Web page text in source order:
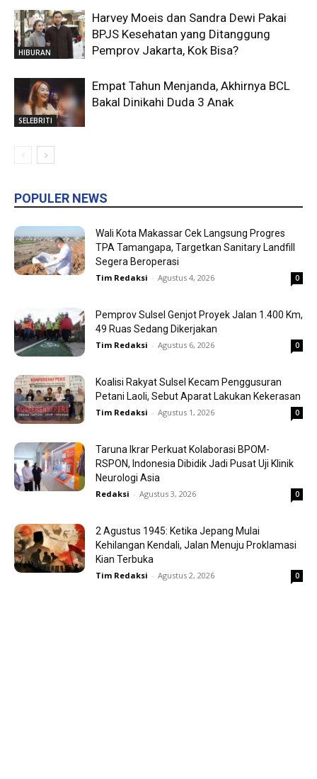
HIBURAN
Harvey Moeis dan Sandra Dewi Pakai
BPJS Kesehatan yang Ditanggung
Pemprov Jakarta, Kok Bisa?
SELEBRITI
Empat Tahun Menjanda, Akhirnya BCL
Bakal Dinikahi Duda 3 Anak
POPULER NEWS
Wali Kota Makassar Cek Langsung Progres
TPA Tamangapa, Targetkan Sanitary Landfill
Segera Beroperasi
Tim Redaksi - Agustus 4, 2026 0
Pemprov Sulsel Genjot Proyek Jalan 1.400 Km,
49 Ruas Sedang Dikerjakan
Tim Redaksi - Agustus 6, 2026 0
Koalisi Rakyat Sulsel Kecam Penggusuran
Petani Laoli, Sebut Aparat Lakukan Kekerasan
Tim Redaksi - Agustus 1, 2026 0
Taruna Ikrar Perkuat Kolaborasi BPOM-
RSPON, Indonesia Dibidik Jadi Pusat Uji Klinik
Neurologi Asia
Redaksi - Agustus 3, 2026 0
2 Agustus 1945: Ketika Jepang Mulai
Kehilangan Kendali, Jalan Menuju Proklamasi
Kian Terbuka
Tim Redaksi - Agustus 2, 2026 0